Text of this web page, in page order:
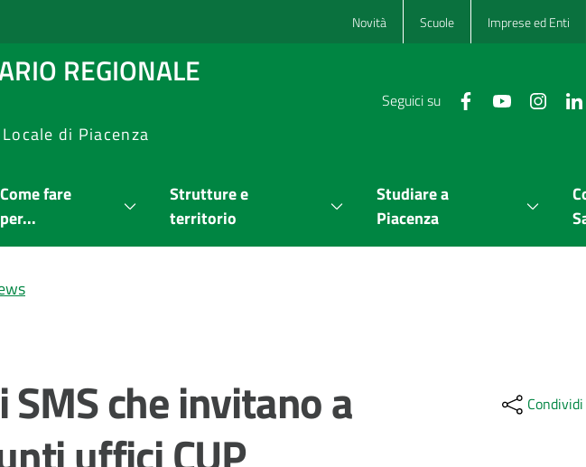
Novità Scuole Imprese ed Enti
REGIONALE
di Piacenza
Seguici su
Come fare
per...
Strutture e
territorio
Studiare a
Piacenza
che invitano a
Condividi